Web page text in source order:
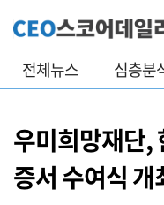
전체뉴스 심층분
우미희망재단,
증서 수여식 개